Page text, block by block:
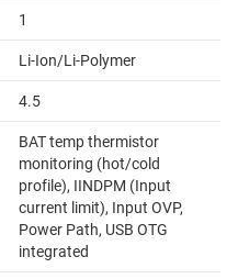
1
Li-Ion/Li-Polymer
4.5
BAT temp thermistor
monitoring (hot/cold
profile), IINDPM (Input
current limit), Input OVP,
Power Path, USB OTG
integrated